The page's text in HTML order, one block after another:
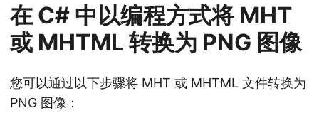
在 C# 中以编程方式将 MHT
或 MHTML 转换为 PNG 图像
您可以通过以下步骤将 MHT 或 MHTML 文件转换为
PNG 图像：